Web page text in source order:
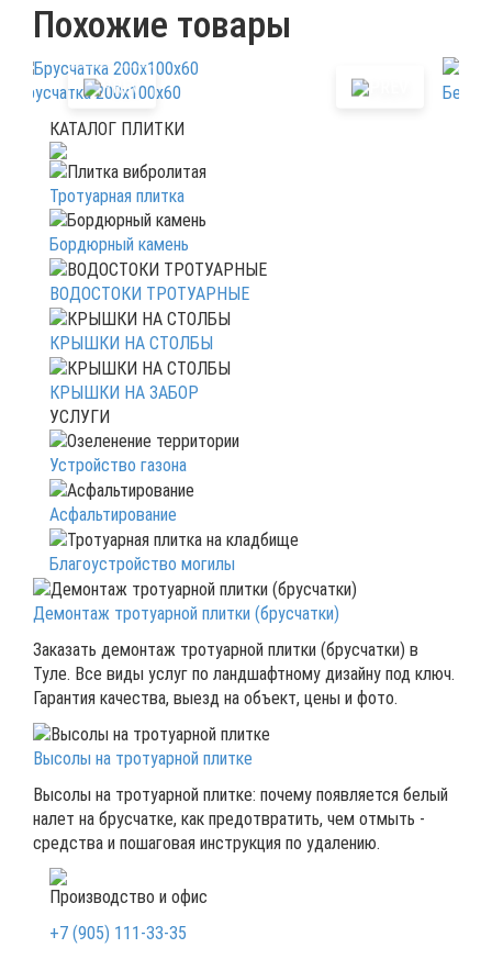
Похожие товары
Брусчатка 200х100х60
КАТАЛОГ ПЛИТКИ
Тротуарная плитка
Бордюрный камень
ВОДОСТОКИ ТРОТУАРНЫЕ
КРЫШКИ НА СТОЛБЫ
КРЫШКИ НА ЗАБОР
УСЛУГИ
Устройство газона
Асфальтирование
Благоустройство могилы
Демонтаж тротуарной плитки (брусчатки)
Заказать демонтаж тротуарной плитки (брусчатки) в
Туле. Все виды услуг по ландшафтному дизайну под ключ.
Гарантия качества, выезд на объект, цены и фото.
Высолы на тротуарной плитке
Высолы на тротуарной плитке: почему появляется белый
налет на брусчатке, как предотвратить, чем отмыть -
средства и пошаговая инструкция по удалению.
Производство и офис
+7 (905) 111-33-35